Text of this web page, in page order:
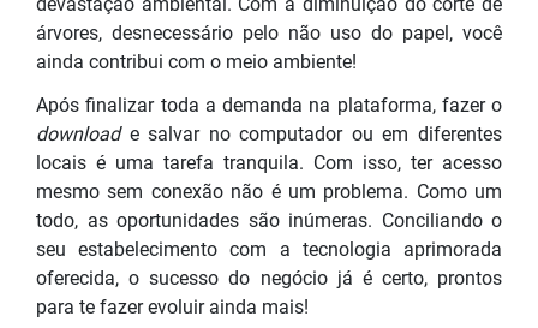
árvores, desnecessário pelo não uso do papel, você
ainda contribui com o meio ambiente!
Após finalizar toda a demanda na plataforma, fazer o
download e salvar no computador ou em diferentes
locais é uma tarefa tranquila. Com isso, ter acesso
mesmo sem conexão não é um problema. Como um
todo, as oportunidades são inúmeras. Conciliando o
seu estabelecimento com a tecnologia aprimorada
oferecida, o sucesso do negócio já é certo, prontos
para te fazer evoluir ainda mais!